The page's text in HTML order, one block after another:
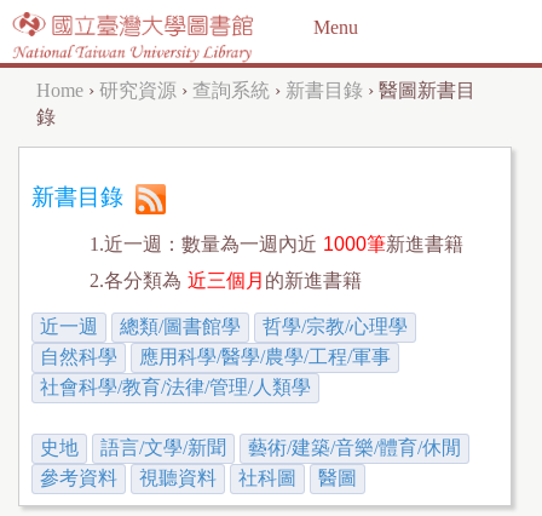
Jump to navigation
Menu
Y
o
u
e
h
e
r
e
Home › 研究資源 › 查詢系統 › 新書目錄 › 醫圖新書目
錄
新書目錄
1.近一週：數量為一週內近 1000筆新進書籍
2.各分類為 近三個月 的新進書籍
近一週 總類/圖書館學
哲學/宗教/心理學
自然科學
應用科學/醫學/農學/工程/軍事
社會科學/教育/法律/管理/人類學
史地 語言/文學/新聞
藝術/建築/音樂/體育/休閒
參考資料
視聽資料 社科圖 醫圖